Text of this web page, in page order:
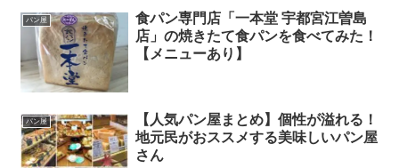
パン屋
食パン専門店「一本堂 宇都宮江曽島
店」の焼きたて食パンを食べてみた！
【メニューあり】
パン屋
【人気パン屋まとめ】個性が溢れる！
地元民がおススメする美味しいパン屋
さん